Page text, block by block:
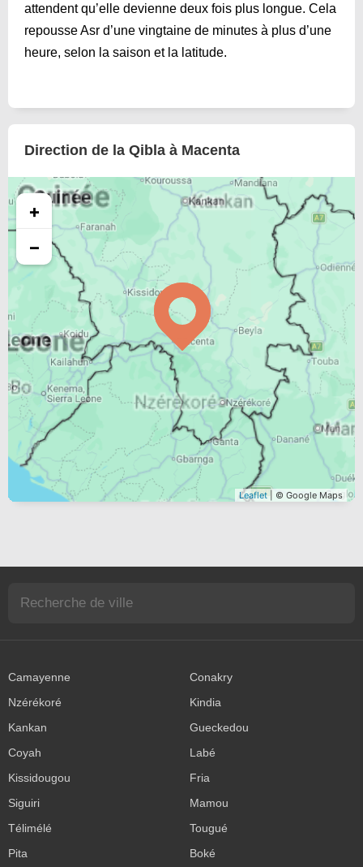
attendent qu’elle devienne deux fois plus longue. Cela
repousse Asr d’une vingtaine de minutes à plus d’une
heure, selon la saison et la latitude.
Direction de la Qibla à Macenta
+
−
Leaflet | © Google Maps
Camayenne
Conakry
Nzérékoré
Kindia
Kankan
Gueckedou
Coyah
Labé
Kissidougou
Fria
Siguiri
Mamou
Télimélé
Tougué
Pita
Boké